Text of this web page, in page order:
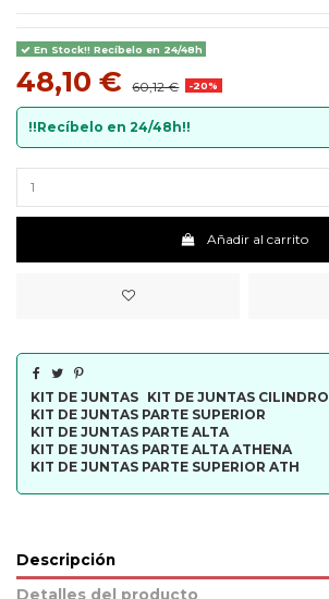
En Stock!! Recíbelo en 24/48h
48,10 € 60,12 € -20%
!!Recíbelo en 24/48h!!
Añadir al carrito
KIT DE JUNTAS KIT DE JUNTAS CILINDRO
KIT DE JUNTAS PARTE SUPERIOR
KIT DE JUNTAS PARTE ALTA
KIT DE JUNTAS PARTE ALTA ATHENA
KIT DE JUNTAS PARTE SUPERIOR ATH
Descripción
Detalles del producto